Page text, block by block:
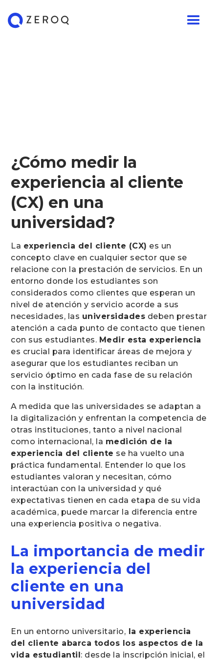
¿Cómo medir la
experiencia al cliente
(CX) en una
universidad?
La experiencia del cliente (CX) es un
concepto clave en cualquier sector que se
relacione con la prestación de servicios. En un
entorno donde los estudiantes son
considerados como clientes que esperan un
nivel de atención y servicio acorde a sus
necesidades, las universidades deben prestar
atención a cada punto de contacto que tienen
con sus estudiantes. Medir esta experiencia
es crucial para identificar áreas de mejora y
asegurar que los estudiantes reciban un
servicio óptimo en cada fase de su relación
con la institución.
A medida que las universidades se adaptan a
la digitalización y enfrentan la competencia de
otras instituciones, tanto a nivel nacional
como internacional, la medición de la
experiencia del cliente se ha vuelto una
práctica fundamental. Entender lo que los
estudiantes valoran y necesitan, cómo
interactúan con la universidad y qué
expectativas tienen en cada etapa de su vida
académica, puede marcar la diferencia entre
una experiencia positiva o negativa.
La importancia de medir
la experiencia del
cliente en una
universidad
En un entorno universitario, la experiencia
del cliente abarca todos los aspectos de la
vida estudiantil: desde la inscripción inicial, el